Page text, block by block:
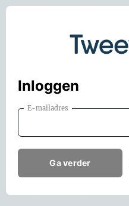
Inloggen
E-mailadres
Ga verder